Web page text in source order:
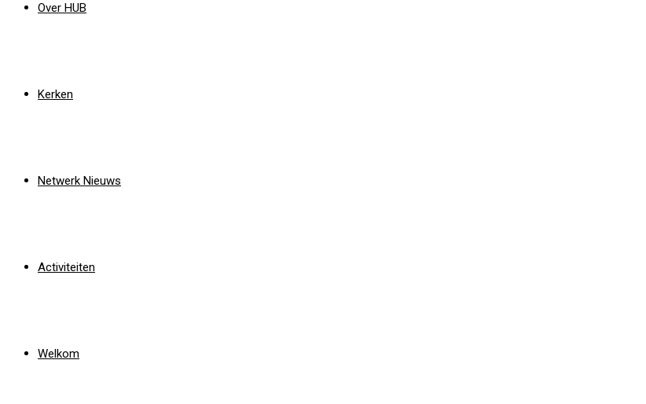
Over HUB
Kerken
Netwerk Nieuws
Activiteiten
Welkom